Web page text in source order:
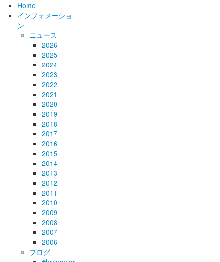
Home
インフォメーショ
ン
ニュース
2026
2025
2024
2023
2022
2021
2020
2019
2018
2017
2016
2015
2014
2013
2012
2011
2010
2009
2008
2007
2006
ブログ